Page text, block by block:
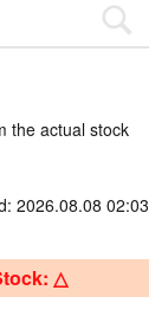
the actual stock
2026.08.08 02:03
△